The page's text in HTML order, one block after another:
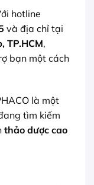
hotline
và địa chỉ tại
TP.HCM,
bạn một cách
là một
tìm kiếm
thảo dược cao